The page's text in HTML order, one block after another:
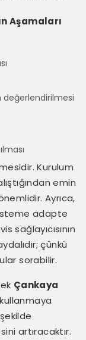
Aşamaları
değerlendirilmesi
Kurulum
emin
Ayrıca,
adapte
sağlayıcısının
çünkü
sorabilir.
Çankaya
artıracaktır.